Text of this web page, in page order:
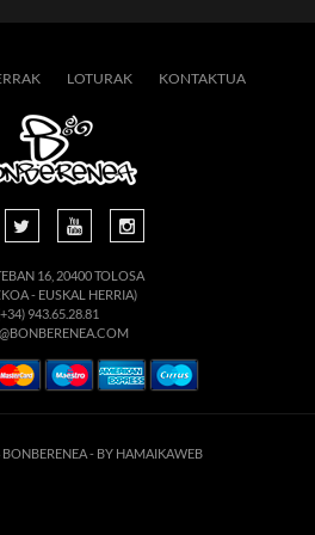
LOTURAK KONTAKTUA
16, 20400 TOLOSA
- EUSKAL HERRIA)
943.65.28.81
- BY HAMAIKAWEB